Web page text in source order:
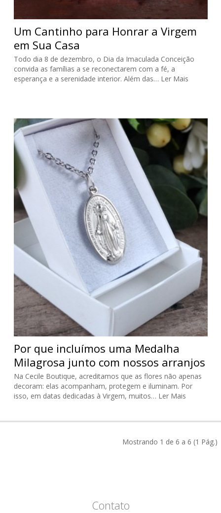
Um Cantinho para Honrar a Virgem
em Sua Casa
Todo dia 8 de dezembro, o Dia da Imaculada Conceição
convida as famílias a se reconectarem com a fé, a
esperança e a serenidade interior. Além das… Ler Mais
Por que incluímos uma Medalha
Milagrosa junto com nossos arranjos
Na Cecile Boutique, acreditamos que as flores não apenas
decoram: elas acompanham, protegem e iluminam. Por
isso, em datas dedicadas à Virgem, muitos… Ler Mais
Mostrando 1 de 6 a 6 (1 Pág.)
Contato